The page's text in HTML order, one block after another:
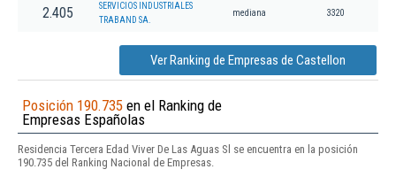
2.405
SERVICIOS INDUSTRIALES
TRABAND SA.
mediana 3320
Ver Ranking de Empresas de Castellon
Posición 190.735 en el Ranking de
Empresas Españolas
Residencia Tercera Edad Viver De Las Aguas Sl se encuentra en la posición
190.735 del Ranking Nacional de Empresas.